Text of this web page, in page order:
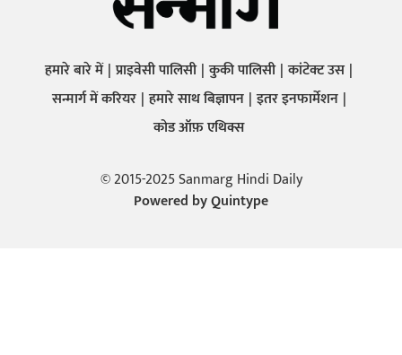
हमारे बारे में प्राइवेसी पालिसी कुकी पालिसी कांटेक्ट उस
सन्मार्ग में करियर हमारे साथ बिज्ञापन इतर इनफार्मेशन
कोड ऑफ़ एथिक्स
© 2015-2025 Sanmarg Hindi Daily
Powered byQuintype